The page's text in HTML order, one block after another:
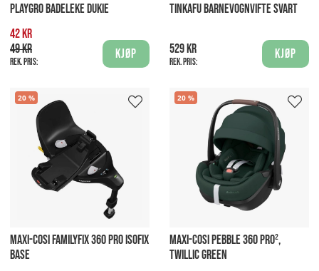
PLAYGRO BADELEKE DUKIE
42 kr
49 kr
Rek. pris:
Kjøp
TINKAFU BARNEVOGNVIFTE SVART
529 kr
Rek. pris:
Kjøp
20
MAXI-COSI FAMILYFIX 360 PRO ISOFIX
BASE
20
MAXI-COSI PEBBLE 360 PRO²,
TWILLIC GREEN